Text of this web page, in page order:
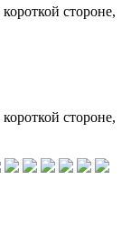
стороне,
стороне,